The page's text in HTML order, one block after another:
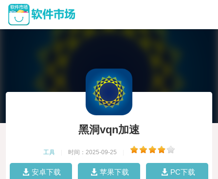
黑洞vqn加速
工具 时间：2025-09-25
安卓下载 苹果下载 PC下载